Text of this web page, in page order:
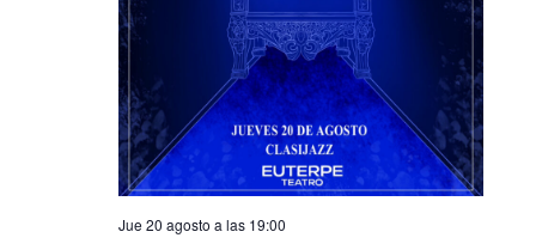
Jue 20 agosto a las 19:00